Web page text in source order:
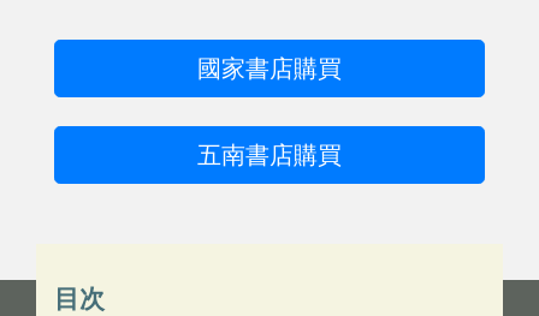
國家書店購買
五南書店購買
目次